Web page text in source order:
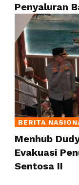
Penyaluran
BERITA
Menhub
Evakuasi
Sentosa II